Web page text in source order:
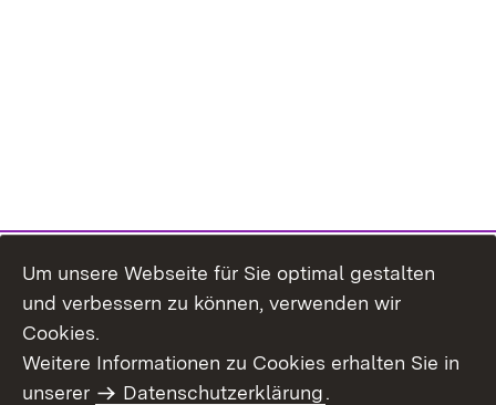
Um unsere Webseite für Sie optimal gestalten
und verbessern zu können, verwenden wir
Cookies.
Weitere Informationen zu Cookies erhalten Sie in
unserer
Datenschutzerklärung.